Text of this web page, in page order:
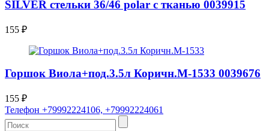
SILVER стельки 36/46 polar c тканью 0039915
155 ₽
Горшок Виола+под.3.5л Коричн.М-1533 0039676
155 ₽
Телефон +79992224106, +79992224061